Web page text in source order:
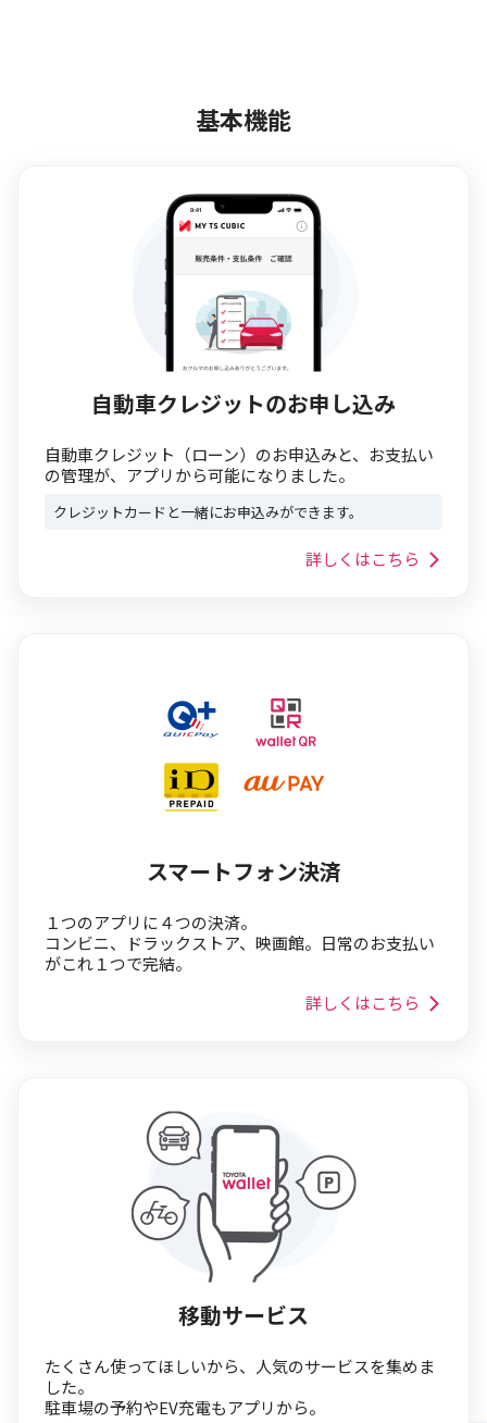
基本機能
自動車クレジットのお申し込み
自動車クレジット（ローン）のお申込みと、お支払い
の管理が、アプリから可能になりました。
クレジットカードと一緒にお申込みができます。
詳しくはこちら
スマートフォン決済
１つのアプリに４つの決済。
コンビニ、ドラックストア、映画館。日常のお支払い
がこれ１つで完結。
詳しくはこちら
移動サービス
たくさん使ってほしいから、人気のサービスを集めま
した。
駐車場の予約やEV充電もアプリから。